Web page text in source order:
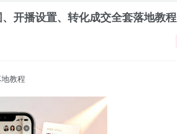
开播设置、转化成交全套落地教程
教程